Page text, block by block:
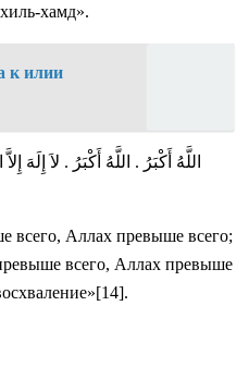
хамд».
к илии
اللَّهُ أَكْبَرُ . اللَّهُ أَكْبَرُ . لاَ إِلَهَ
всего, Аллах превыше всего;
всего, Аллах превыше